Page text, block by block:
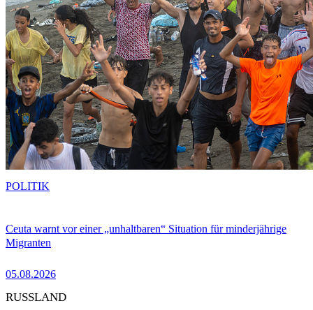
Ceuta warnt vor einer „unhaltbaren“ Situation für minderjährige
Migranten
05.08.2026
POLITIK
RUSSLAND